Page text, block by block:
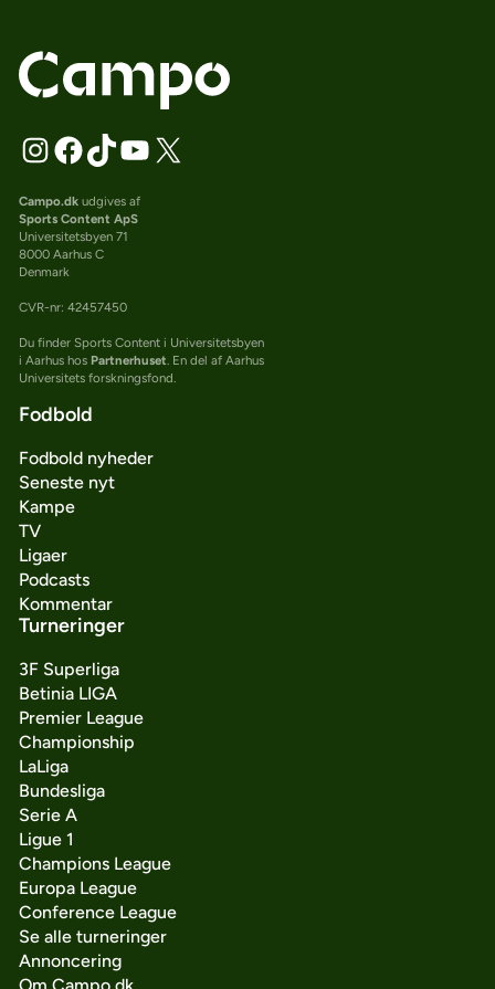
Campo.dkudgives af
Sports Content ApS
Universitetsbyen 71
8000 Aarhus C
Denmark
CVR-nr: 42457450
Du finder Sports Content i Universitetsbyen
i Aarhus hos Partnerhuset. En del af Aarhus
Universitets forskningsfond.
Fodbold
Fodbold nyheder
Seneste nyt
Kampe
TV
Ligaer
Podcasts
Kommentar
Turneringer
3F Superliga
Betinia LIGA
Premier League
Championship
LaLiga
Bundesliga
Serie A
Ligue 1
Champions League
Europa League
Conference League
Se alle turneringer
Annoncering